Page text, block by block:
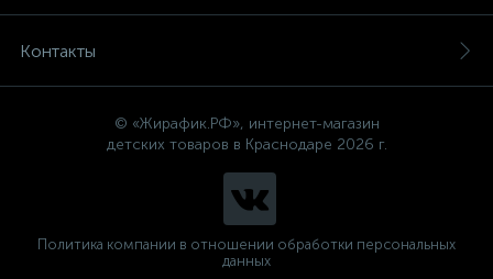
Контакты
© «Жирафик.РФ», интернет-магазин
детских товаров в Краснодаре 2026 г.
Политика компании в отношении обработки персональных
данных